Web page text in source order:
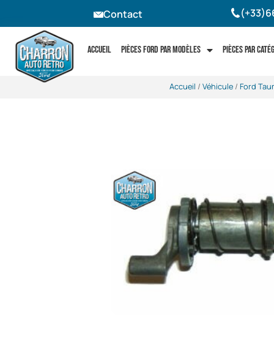
Contact
Accueil Pièces Ford par modèles Pièces par
Accueil / Véhicule / Ford